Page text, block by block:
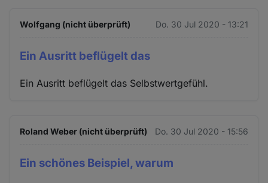
Wolfgang (nicht überprüft) Do. 30 Jul 2020 - 13:21
Ein Ausritt beflügelt das
Ein Ausritt beflügelt das Selbstwertgefühl.
Roland Weber (nicht überprüft) Do. 30 Jul 2020 - 15:56
Ein schönes Beispiel, warum